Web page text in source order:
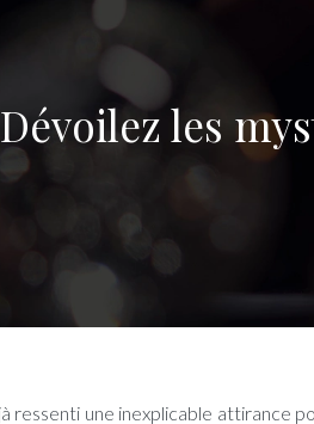
Dévoilez les